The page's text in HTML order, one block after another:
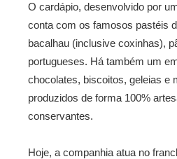
O cardápio, desenvolvido por
conta com os famosos pastéis
bacalhau (inclusive coxinhas),
portugueses. Há também um
chocolates, biscoitos, geleias e
produzidos de forma 100%
conservantes.
Hoje, a companhia atua no